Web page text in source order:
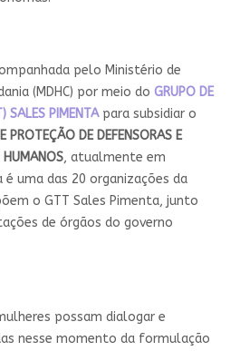
pelo Ministério de
(MDHC) por meio do GRUPO DE
SALES PIMENTApara subsidiar o
PROTEÇÃO DE DEFENSORAS E
HUMANOS, atualmente em
uma das 20 organizações da
o GTT Sales Pimenta, junto
de órgãos do governo
possam dialogar e
nesse momento da formulação